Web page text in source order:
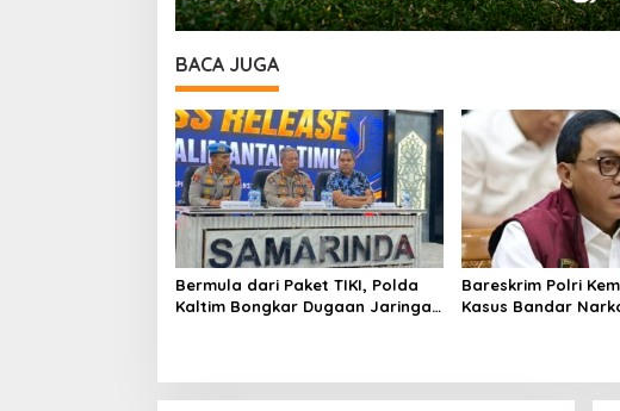
BACA JUGA
Bermula dari Paket TIKI, Polda
Kaltim Bongkar Dugaan Jaringan
Bareskrim Polri
Kasus Bandar